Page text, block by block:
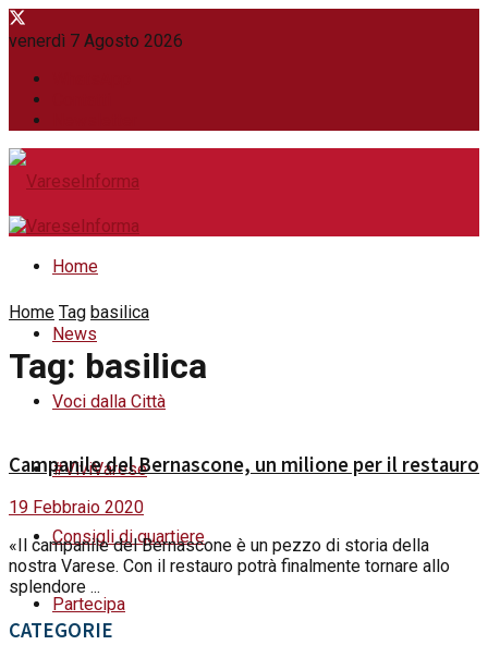
venerdì 7 Agosto 2026
Home
News
Voci dalla Città
#ViviVarese
Consigli di quartiere
Partecipa
Home Tag basilica
Tag: basilica
Campanile del Bernascone, un milione per il restauro
19 Febbraio 2020
«Il campanile del Bernascone è un pezzo di storia della
nostra Varese. Con il restauro potrà finalmente tornare allo
splendore ...
CATEGORIE